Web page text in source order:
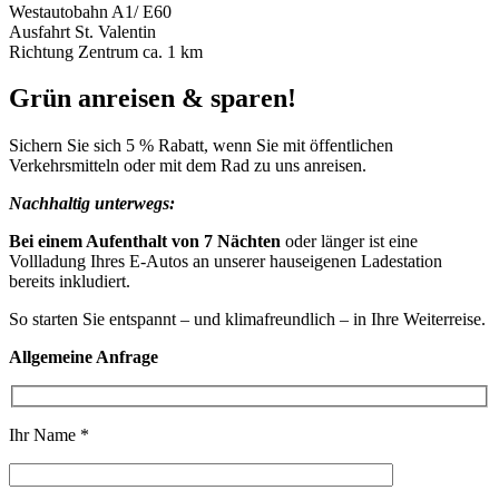
Westautobahn A1/ E60
Ausfahrt St. Valentin
Richtung Zentrum ca. 1 km
Grün anreisen & sparen!
Sichern Sie sich 5 % Rabatt, wenn Sie mit öffentlichen
Verkehrsmitteln oder mit dem Rad zu uns anreisen.
Nachhaltig unterwegs:
Bei einem Aufenthalt von 7 Nächten oder länger ist eine
Vollladung Ihres E-Autos an unserer hauseigenen Ladestation
bereits inkludiert.
So starten Sie entspannt – und klimafreundlich – in Ihre Weiterreise.
Allgemeine Anfrage
Ihr Name *